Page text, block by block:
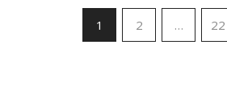
1 2 … 22